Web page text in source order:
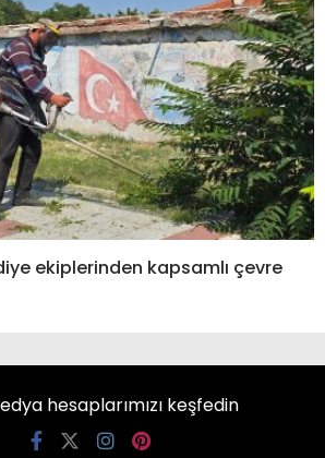
ekiplerinden kapsamlı çevre
hesaplarımızı keşfedin